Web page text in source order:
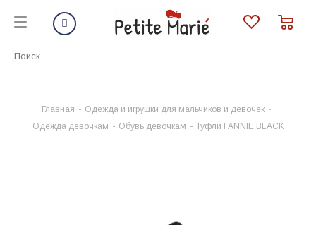
Главная - Одежда и игрушки для мальчиков и девочек -
Одежда девочкам - Обувь девочкам - Туфли FANNIE BLACK